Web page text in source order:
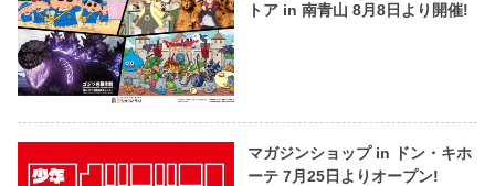
トア in 南青山 8月8日より開催!
マガジンショップ in ドン・キホ
ーテ 7月25日よりオープン!